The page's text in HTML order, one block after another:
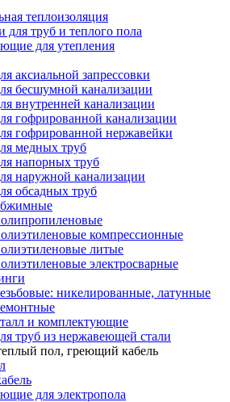
теплоизоляция
для труб и теплого пола
для утепления
аксиальной запрессовки
бесшумной канализации
внутренней канализации
гофрированной канализации
гофрированной нержавейки
медных труб
напорных труб
наружной канализации
обсадных труб
компрессионные
литые
электросварные
никелированные, латунные
и комплектующие
труб из нержавеющей стали
пол, греющий кабель
для электропола